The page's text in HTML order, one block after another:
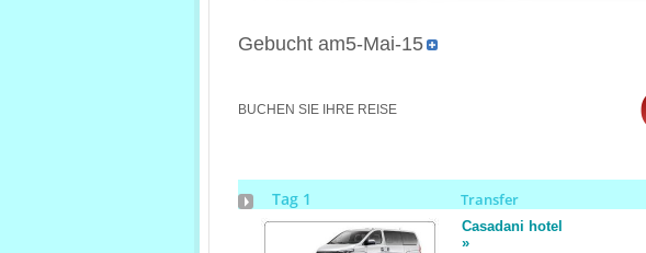
Gebucht am5-Mai-15
BUCHEN SIE IHRE REISE
Tag 1 Transfer
Casadani hotel
»